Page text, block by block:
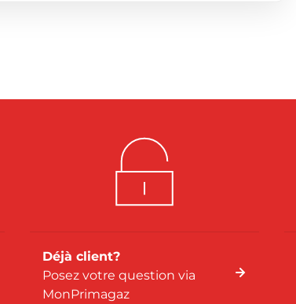
Déjà client?
Posez votre question via
MonPrimagaz